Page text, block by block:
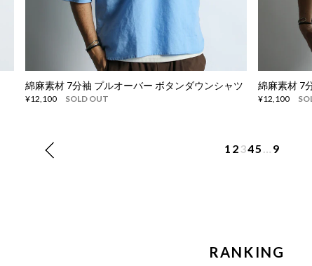
綿麻素材 7分袖 プルオーバー ボタンダウンシャツ
¥12,100 SOLD OUT
綿麻素材 7
¥12,100
1 2345 … 9
RANKING